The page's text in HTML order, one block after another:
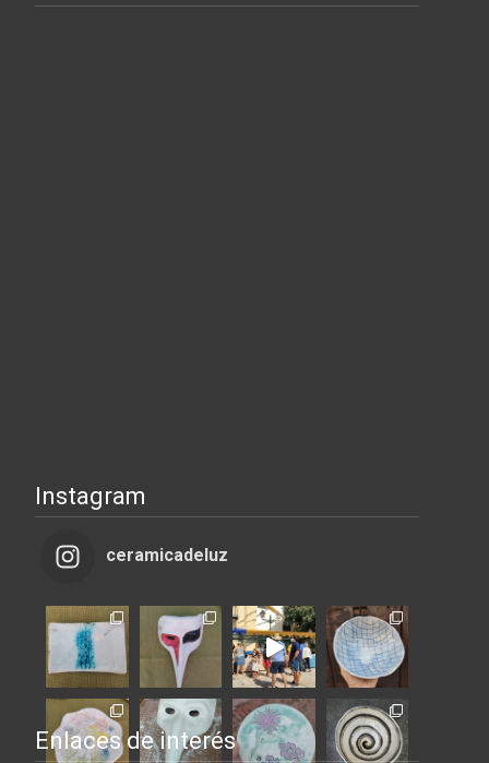
Instagram
ceramicadeluz
Enlaces de interés